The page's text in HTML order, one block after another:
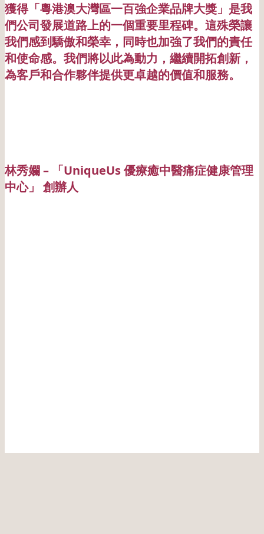
獲得「粵港澳大灣區一百強企業品牌大獎」是我
們公司發展道路上的一個重要里程碑。這殊榮讓
我們感到驕傲和榮幸，同時也加強了我們的責任
和使命感。我們將以此為動力，繼續開拓創新，
為客戶和合作夥伴提供更卓越的價值和服務。
林秀孄 – 「UniqueUs 優療癒中醫痛症健康管理
中心」 創辦人